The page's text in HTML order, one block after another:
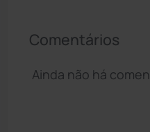
Comentários
Ainda não há